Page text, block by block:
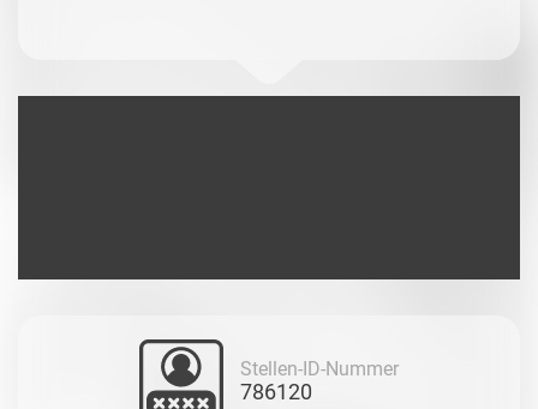
Stellen-ID-Nummer
786120